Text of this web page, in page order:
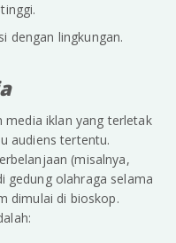
dengan lingkungan.
media iklan yang terletak
audiens tertentu.
(misalnya,
gedung olahraga selama
dimulai di bioskop.